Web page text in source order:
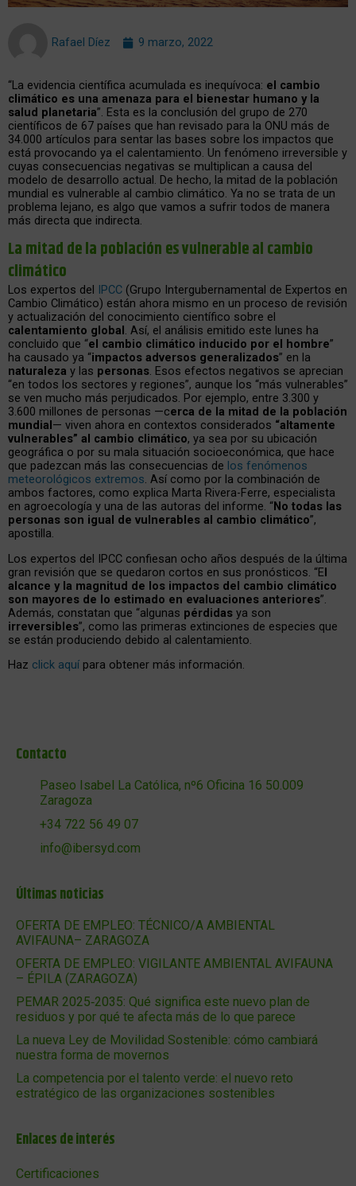
Rafael Díez 9 marzo, 2022
“La evidencia científica acumulada es inequívoca: el cambio
climático es una amenaza para el bienestar humano y la
salud planetaria”. Esta es la conclusión del grupo de 270
científicos de 67 países que han revisado para la ONU más de
34.000 artículos para sentar las bases sobre los impactos que
está provocando ya el calentamiento. Un fenómeno irreversible y
cuyas consecuencias negativas se multiplican a causa del
modelo de desarrollo actual. De hecho, la mitad de la población
mundial es vulnerable al cambio climático. Ya no se trata de un
problema lejano, es algo que vamos a sufrir todos de manera
más directa que indirecta.
La mitad de la población es vulnerable al cambio
climático
Los expertos del IPCC (Grupo Intergubernamental de Expertos en
Cambio Climático) están ahora mismo en un proceso de revisión
y actualización del conocimiento científico sobre el
calentamiento global . Así, el análisis emitido este lunes ha
concluido que “el cambio climático inducido por el hombre”
ha causado ya “impactos adversos generalizados” en la
naturaleza y las personas. Esos efectos negativos se aprecian
“en todos los sectores y regiones”, aunque los “más vulnerables”
se ven mucho más perjudicados. Por ejemplo, entre 3.300 y
3.600 millones de personas —cerca de la mitad de la población
mundial — viven ahora en contextos considerados “altamente
vulnerables” al cambio climático, ya sea por su ubicación
geográfica o por su mala situación socioeconómica, que hace
que padezcan más las consecuencias de los fenómenos
meteorológicos extremos. Así como por la combinación de
ambos factores, como explica Marta Rivera-Ferre, especialista
en agroecología y una de las autoras del informe. “No todas las
personas son igual de vulnerables al cambio climático”,
apostilla.
Los expertos del IPCC confiesan ocho años después de la última
gran revisión que se quedaron cortos en sus pronósticos. “El
alcance y la magnitud de los impactos del cambio climático
son mayores de lo estimado en evaluaciones anteriores”.
Además, constatan que “algunas pérdidas ya son
irreversibles”, como las primeras extinciones de especies que
se están produciendo debido al calentamiento.
Haz click aquí para obtener más información.
Contacto
Paseo Isabel La Católica, nº6 Oficina 16 50.009
Zaragoza
+34 722 56 49 07
info@ibersyd.com
Últimas noticias
OFERTA DE EMPLEO: TÉCNICO/A AMBIENTAL
AVIFAUNA– ZARAGOZA
OFERTA DE EMPLEO: VIGILANTE AMBIENTAL AVIFAUNA
– ÉPILA (ZARAGOZA)
PEMAR 2025‑2035: Qué significa este nuevo plan de
residuos y por qué te afecta más de lo que parece
La nueva Ley de Movilidad Sostenible: cómo cambiará
nuestra forma de movernos
La competencia por el talento verde: el nuevo reto
estratégico de las organizaciones sostenibles
Enlaces de interés
Certificaciones